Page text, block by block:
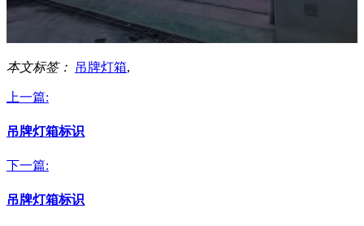
本文标签： 吊牌灯箱,
上一篇:
吊牌灯箱标识
下一篇:
吊牌灯箱标识